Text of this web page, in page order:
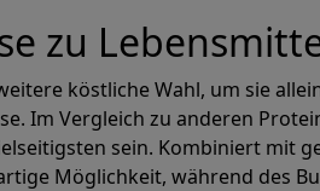
zu
köstliche Wahl, um sie
Im Vergleich zu anderen
sein. Kombiniert mit
Möglichkeit, während des